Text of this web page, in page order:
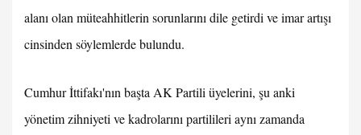
alanı olan müteahhitlerin sorunlarını dile getirdi ve imar artışı
cinsinden söylemlerde bulundu.
Cumhur İttifakı'nın başta AK Partili üyelerini, şu anki
yönetim zihniyeti ve kadrolarını partilileri aynı zamanda